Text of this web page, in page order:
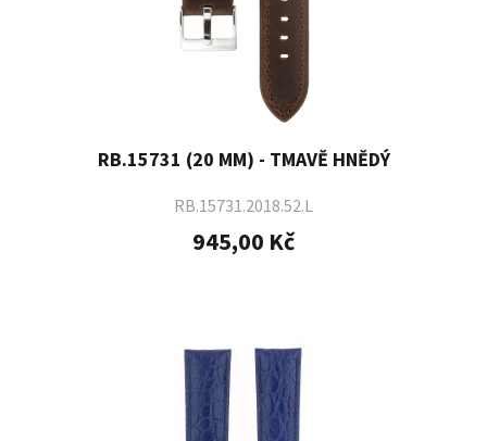
RB.15731 (20 MM) - TMAVĚ HNĚDÝ
RB.15731.2018.52.L
945,00 Kč